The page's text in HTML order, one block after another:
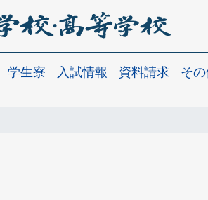
学生寮 入試情報 資料請求 そ